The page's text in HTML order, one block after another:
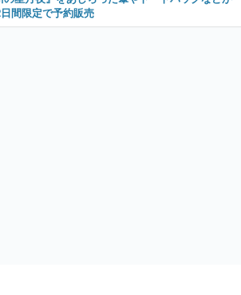
間限定で予約販売